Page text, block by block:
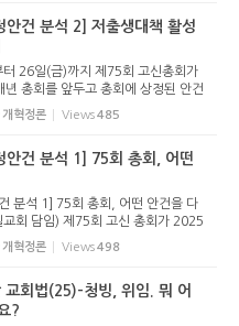
안건 분석 2] 저출생대책 활성
26일(금)까지 제75회 고신총회가
년 총회를 앞두고 총회에 상정된 안건
왔습니다. 올해 역시 75회 총회에 상
을 분석하는 기사를 올립니다. 이 기
개혁정론 Views485
안건 분석 1] 75회 총회, 어떤
분석 1] 75회 총회, 어떤 안건을 다
교회 담임) 제75회 고신 총회가 2025
(금)까지 고려신학대학원에서 열린
찍 파회한 전례대로라면 25일(목)까
개혁정론 Views498
교회법(25)-청빙, 위임. 뭐 어
?